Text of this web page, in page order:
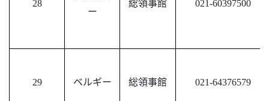
28
ー
総領事館 021-60397500
29 ベルギー 総領事館 021-64376579